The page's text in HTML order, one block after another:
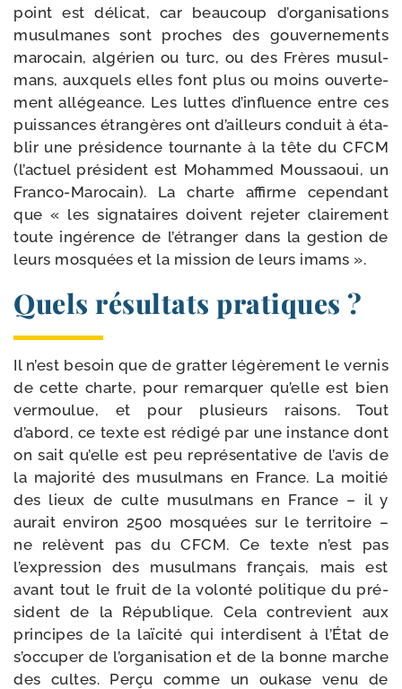
point est déli­cat, car beau­coup d’organisations
musul­manes sont proches des gou­ver­ne­ments
maro­cain, algé­rien ou turc, ou des Frères musul­
mans, aux­quels elles font plus ou moins ouver­te­
ment allé­geance. Les luttes d’influence entre ces
puis­sances étran­gères ont d’ailleurs conduit à éta­
blir une pré­si­dence tour­nante à la tête du CFCM
(l’actuel pré­sident est Mohammed Moussaoui, un
Franco-​Marocain). La charte affirme cepen­dant
que « les signa­taires doivent reje­ter clai­re­ment
toute ingé­rence de l’étranger dans la ges­tion de
leurs mos­quées et la mis­sion de leurs imams ».
Quels résultats pratiques ?
Il n’est besoin que de grat­ter légè­re­ment le ver­nis
de cette charte, pour remar­quer qu’elle est bien
ver­mou­lue, et pour plu­sieurs rai­sons. Tout
d’abord, ce texte est rédi­gé par une ins­tance dont
on sait qu’elle est peu repré­sen­ta­tive de l’avis de
la majo­ri­té des musul­mans en France. La moi­tié
des lieux de culte musul­mans en France – il y
aurait envi­ron 2500 mos­quées sur le ter­ri­toire –
ne relèvent pas du CFCM. Ce texte n’est pas
l’expression des musul­mans fran­çais, mais est
avant tout le fruit de la volon­té poli­tique du pré­
sident de la République. Cela contre­vient aux
prin­cipes de la laï­ci­té qui inter­disent à l’État de
s’occuper de l’organisation et de la bonne marche
des cultes. Perçu comme un oukase venu de